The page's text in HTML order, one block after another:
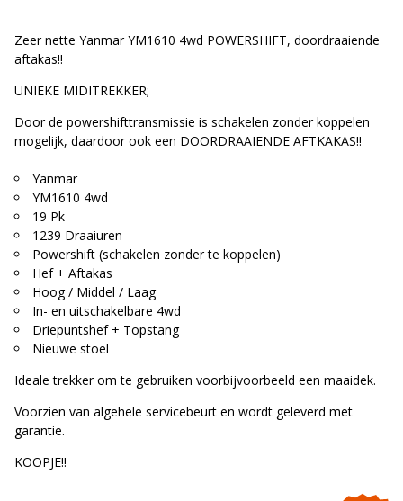
Zeer nette Yanmar YM1610 4wd POWERSHIFT, doordraaiende
aftakas!!
UNIEKE MIDITREKKER;
Door de powershifttransmissie is schakelen zonder koppelen
mogelijk, daardoor ook een DOORDRAAIENDE AFTKAKAS!!
Yanmar
YM1610 4wd
19 Pk
1239 Draaiuren
Powershift (schakelen zonder te koppelen)
Hef + Aftakas
Hoog / Middel / Laag
In- en uitschakelbare 4wd
Driepuntshef + Topstang
Nieuwe stoel
Ideale trekker om te gebruiken voorbijvoorbeeld een maaidek.
Voorzien van algehele servicebeurt en wordt geleverd met
garantie.
KOOPJE!!